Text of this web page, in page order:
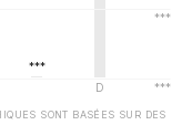
SONT BASÉES SUR DES